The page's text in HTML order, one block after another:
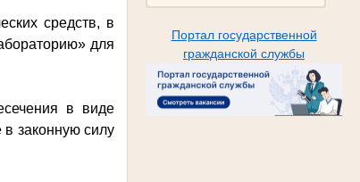
Портал государственной
гражданской службы
средств, в
для
в виде
законную силу